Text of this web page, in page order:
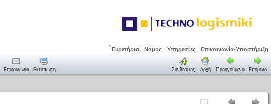
Ευρετήρια Νόμος Υπηρεσίες Επικοινωνία-Υποστήριξη
Επικοινωνία Εκτύπωση Σύνδεσμος Αρχή Προηγούμενο Επόμενο